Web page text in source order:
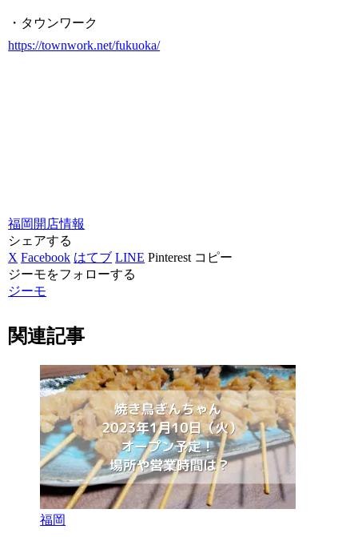
・タウンワーク
https://townwork.net/fukuoka/
福岡 開店情報
シェアする
X Facebook はてブ LINE Pinterest コピー
ジーモをフォローする
ジーモ
関連記事
福岡